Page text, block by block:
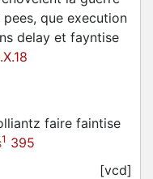
que execution
delay et fayntise
faire faintise
1 395
[vcd]